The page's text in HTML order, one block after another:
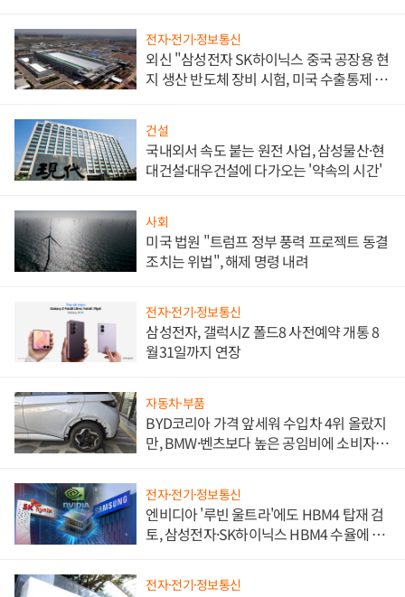
전자·전기·정보통신
외신 "삼성전자 SK하이닉스 중국 공장용 현
지 생산 반도체 장비 시험, 미국 수출통제 대
건설
국내외서 속도 붙는 원전 사업, 삼성물산·현
대건설·대우건설에 다가오는 '약속의 시간'
사회
미국 법원 "트럼프 정부 풍력 프로젝트 동결
조치는 위법", 해제 명령 내려
전자·전기·정보통신
삼성전자, 갤럭시Z 폴드8 사전예약 개통 8
월31일까지 연장
자동차·부품
BYD코리아 가격 앞세워 수입차 4위 올랐지
만, BMW·벤츠보다 높은 공임비에 소비자
전자·전기·정보통신
엔비디아 '루빈 울트라'에도 HBM4 탑재 검
토, 삼성전자·SK하이닉스 HBM4 수율에 주
전자·전기·정보통신